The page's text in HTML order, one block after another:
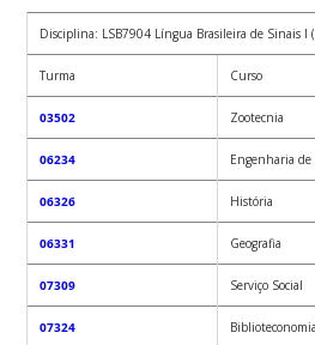
Disciplina: LSB7904 Língua Brasileira de Sinais I
Turma Curso
03502 Zootecnia
06234 Engenharia
06326 História
06331 Geografia
07309 Serviço Social
07324